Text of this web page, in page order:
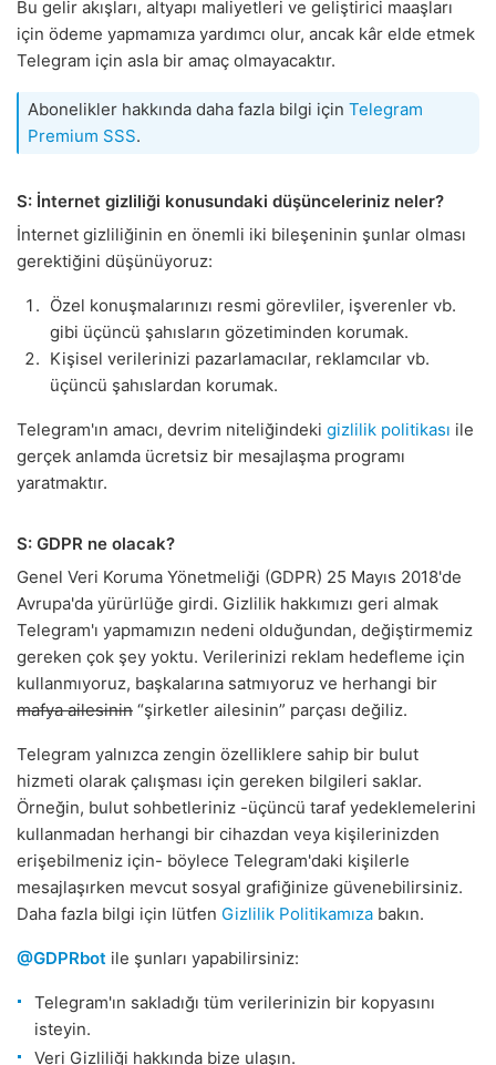
Bu gelir akışları, altyapı maliyetleri ve geliştirici maaşları
için ödeme yapmamıza yardımcı olur, ancak kâr elde etmek
Telegram için asla bir amaç olmayacaktır.
Abonelikler hakkında daha fazla bilgi için Telegram
Premium SSS.
S: İnternet gizliliği konusundaki düşünceleriniz neler?
İnternet gizliliğinin en önemli iki bileşeninin şunlar olması
gerektiğini düşünüyoruz:
Özel konuşmalarınızı resmi görevliler, işverenler vb.
gibi üçüncü şahısların gözetiminden korumak.
Kişisel verilerinizi pazarlamacılar, reklamcılar vb.
üçüncü şahıslardan korumak.
Telegram'ın amacı, devrim niteliğindeki gizlilik politikası ile
gerçek anlamda ücretsiz bir mesajlaşma programı
yaratmaktır.
S: GDPR ne olacak?
Genel Veri Koruma Yönetmeliği (GDPR) 25 Mayıs 2018'de
Avrupa'da yürürlüğe girdi. Gizlilik hakkımızı geri almak
Telegram'ı yapmamızın nedeni olduğundan, değiştirmemiz
gereken çok şey yoktu. Verilerinizi reklam hedefleme için
kullanmıyoruz, başkalarına satmıyoruz ve herhangi bir
mafya ailesinin “şirketler ailesinin” parçası değiliz.
Telegram yalnızca zengin özelliklere sahip bir bulut
hizmeti olarak çalışması için gereken bilgileri saklar.
Örneğin, bulut sohbetleriniz -üçüncü taraf yedeklemelerini
kullanmadan herhangi bir cihazdan veya kişilerinizden
erişebilmeniz için- böylece Telegram'daki kişilerle
mesajlaşırken mevcut sosyal grafiğinize güvenebilirsiniz.
Daha fazla bilgi için lütfen Gizlilik Politikamıza bakın.
@GDPRbot ile şunları yapabilirsiniz:
Telegram'ın sakladığı tüm verilerinizin bir kopyasını
isteyin.
Veri Gizliliği hakkında bize ulaşın.